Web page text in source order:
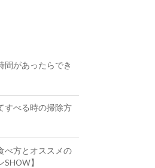
があったらでき
すべる時の掃除方
べ方とオススメの
】